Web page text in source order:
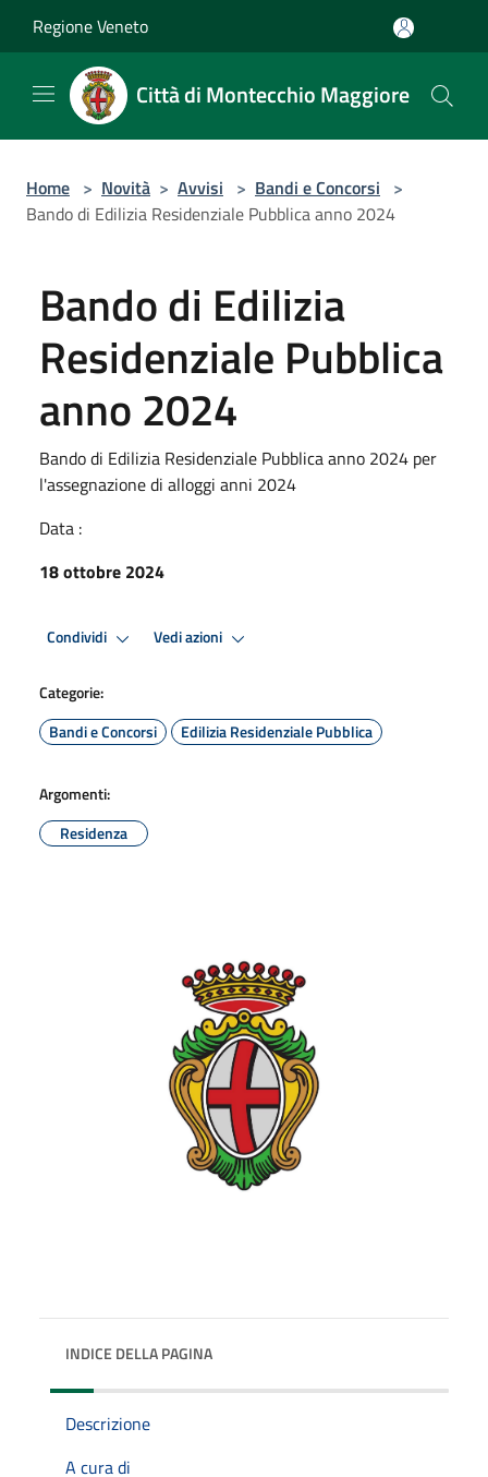
Regione Veneto
Città di Montecchio Maggiore
Home > Novità > Avvisi > Bandi e Concorsi >
Bando di Edilizia Residenziale Pubblica anno 2024
Bando di Edilizia
Residenziale Pubblica
anno 2024
Bando di Edilizia Residenziale Pubblica anno 2024 per
l'assegnazione di alloggi anni 2024
Data :
18 ottobre 2024
Condividi Vedi azioni
Categorie:
Bandi e Concorsi
Edilizia Residenziale Pubblica
Argomenti:
Residenza
INDICE DELLA PAGINA
Descrizione
A cura di